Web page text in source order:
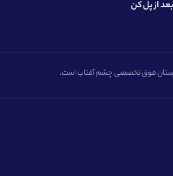
از پل کن
فوق تخصصی چشم آفتاب است.